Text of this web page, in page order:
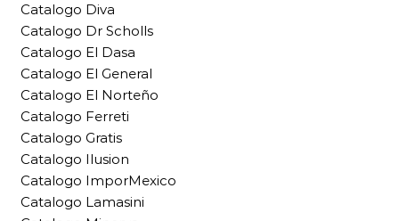
Catalogo Diva
Catalogo Dr Scholls
Catalogo El Dasa
Catalogo El General
Catalogo El Norteño
Catalogo Ferreti
Catalogo Gratis
Catalogo Ilusion
Catalogo ImporMexico
Catalogo Lamasini